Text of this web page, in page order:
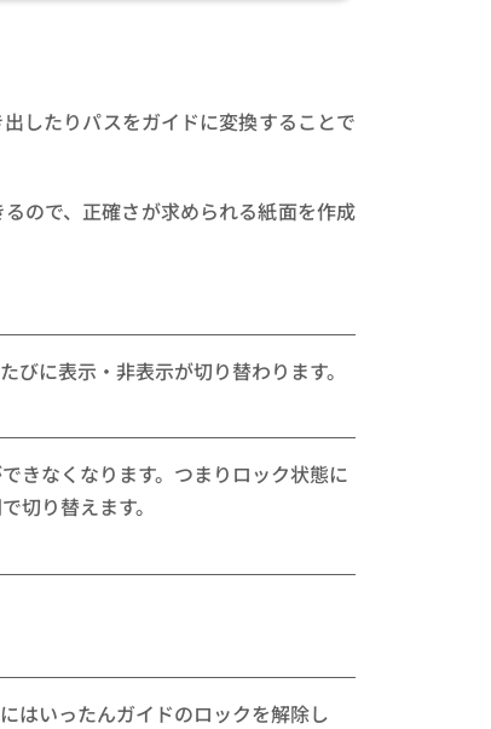
したりパスをガイドに変換することで
ので、正確さが求められる紙面を作成
に表示・非表示が切り替わります。
きなくなります。つまりロック状態に
切り替えます。
はいったんガイドのロックを解除し